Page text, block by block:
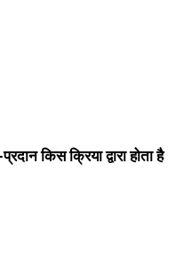
किस क्रिया द्वारा होता है